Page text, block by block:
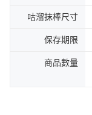
咕溜抹棒尺寸
保存期限
商品數量